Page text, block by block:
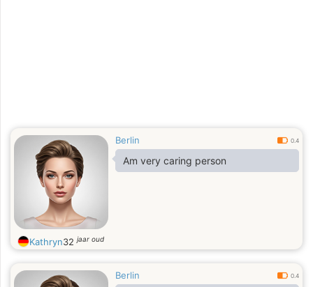
Berlin 0.4
Am very caring person
Kathryn32jaar oud
Berlin 0.4